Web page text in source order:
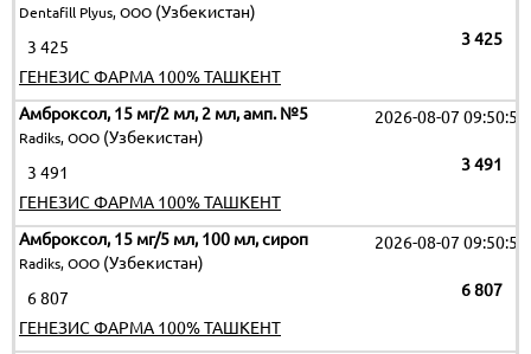
Dentafill Plyus, ООО (Узбекистан)
3 425
3 425
ГЕНЕЗИС ФАРМА 100% ТАШКЕНТ
Амброксол, 15 мг/2 мл, 2 мл, амп. №5
Radiks, ООО (Узбекистан)
2026-08-07 09:50:51
3 491
3 491
ГЕНЕЗИС ФАРМА 100% ТАШКЕНТ
Амброксол, 15 мг/5 мл, 100 мл, сироп
Radiks, ООО (Узбекистан)
2026-08-07 09:50:51
6 807
6 807
ГЕНЕЗИС ФАРМА 100% ТАШКЕНТ